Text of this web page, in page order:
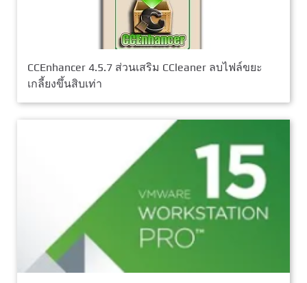
CCEnhancer 4.5.7 ส่วนเสริม CCleaner ลบไฟล์ขยะ
เกลี้ยงขึ้นสิบเท่า